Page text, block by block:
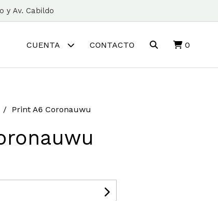
y Av. Cabildo
CUENTA CONTACTO 0
Print A6 Coronauwu